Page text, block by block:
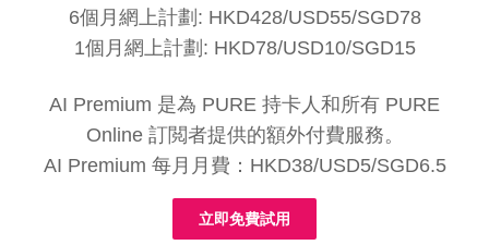
6個月網上計劃: HKD428/USD55/SGD78
1個月網上計劃: HKD78/USD10/SGD15
AI Premium 是為 PURE 持卡人和所有 PURE
Online 訂閲者提供的額外付費服務。
AI Premium 每月月費：HKD38/USD5/SGD6.5
立即免費試用